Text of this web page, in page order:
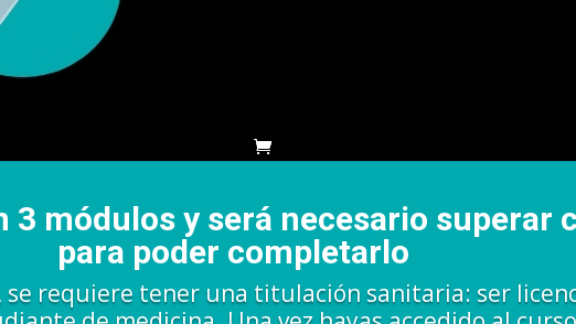
3 módulos y será necesario superar
para poder completarlo
se requiere tener una titulación sanitaria: ser